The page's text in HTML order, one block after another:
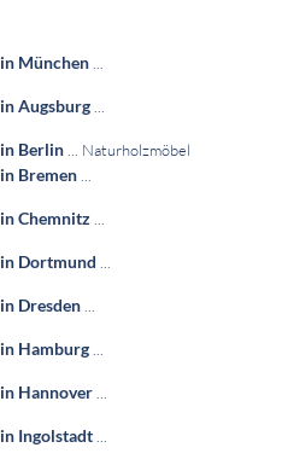
in München
in Augsburg
in Berlin
... Naturholzmöbel
in Bremen
in Chemnitz
in Dortmund
in Dresden
in Hamburg
in Hannover
in Ingolstadt